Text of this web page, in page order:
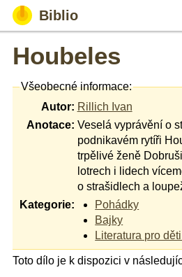
Biblio
Houbeles
Všeobecné informace:
Autor: Rillich Ivan
Anotace: Veselá vyprávění o
podnikavém rytíři
trpělivé ženě
lotrech i lidech
o strašidlech a
Kategorie:
Pohádky
Bajky
Literatura pro
Toto dílo je k dispozici v